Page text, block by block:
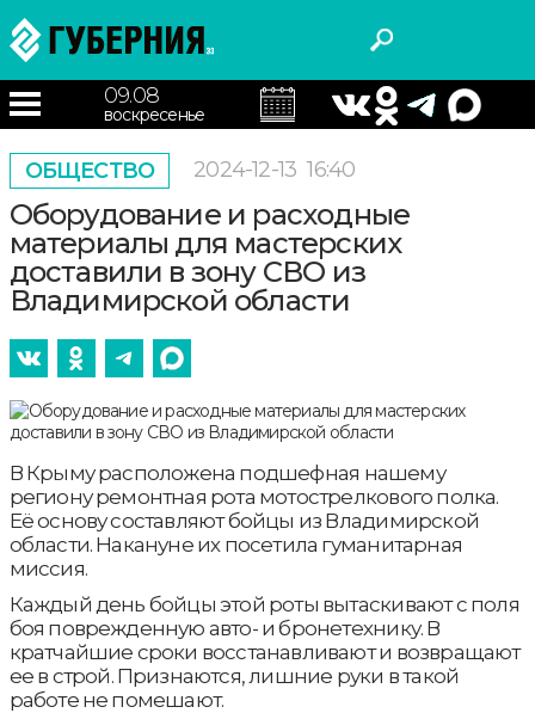
09.08
воскресенье
ОБЩЕСТВО 2024-12-13 16:40
Оборудование и расходные
материалы для мастерских
доставили в зону СВО из
Владимирской области
В Крыму расположена подшефная нашему
региону ремонтная рота мотострелкового полка.
Её основу составляют бойцы из Владимирской
области. Накануне их посетила гуманитарная
миссия.
Каждый день бойцы этой роты вытаскивают с поля
боя поврежденную авто- и бронетехнику. В
кратчайшие сроки восстанавливают и возвращают
ее в строй. Признаются, лишние руки в такой
работе не помешают.